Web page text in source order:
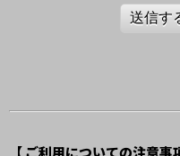
送信す
【 ご利用についての注意事